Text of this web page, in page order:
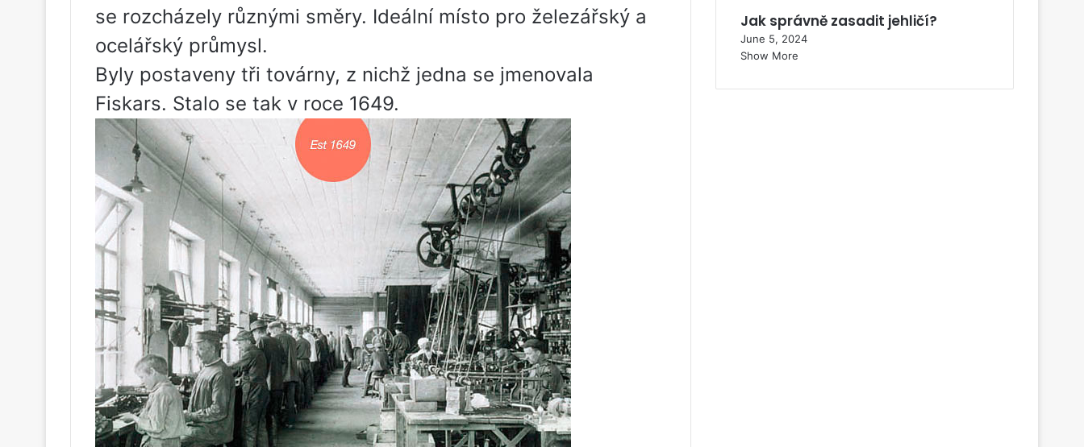
se rozcházely různými směry. Ideální místo pro železářský a
ocelářský průmysl.
Byly postaveny tři továrny, z nichž jedna se jmenovala
Fiskars. Stalo se tak v roce 1649.
Jak správně zasadit jehličí?
June 5, 2024
Show More